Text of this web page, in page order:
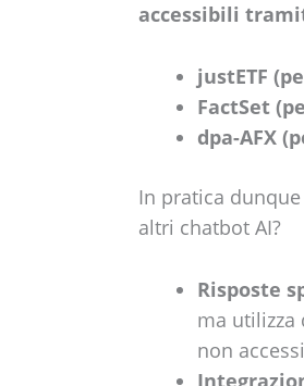
accessibili
justETF
FactSet
dpa-AFX
In pratica
altri chatbot AI?
Risposte
ma utilizza
non